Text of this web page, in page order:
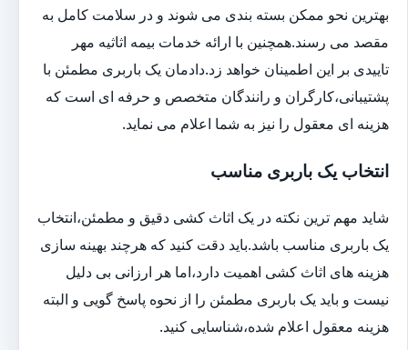
بهترین نحو ممکن بسته بندی می شوند و در سلامت کامل به
مقصد می رسند.همچنین با ارائه خدمات بیمه اثاثیه مهر
تاییدی بر این اطمینان خواهد زد.دادمان یک باربری مطمئن با
پشتیبانی،کارگران و رانندگان متخصص و حرفه ای است که
هزینه ای معقول را نیز به شما اعلام می نماید.
انتخاب یک باربری مناسب
شاید مهم ترین نکته در یک اثاث کشی دقیق و مطمئن،انتخاب
یک باربری مناسب باشد.باید دقت کنید که هرچند بهینه سازی
هزینه های اثاث کشی اهمیت دارد،اما هر ارزانی بی دلیل
نیست و باید یک باربری مطمئن را از نحوه پاسخ گویی و البته
هزینه معقول اعلام شده،شناسایی کنید.